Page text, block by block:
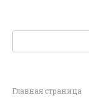
контенту
Поиск:
Главная страница